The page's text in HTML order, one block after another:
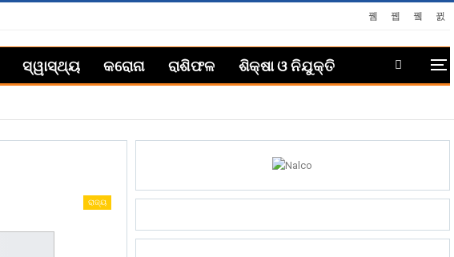
ସ୍ୱାସ୍ଥ୍ୟ କରୋନା ରାଶିଫଳ ଶିକ୍ଷା ଓ ନିଯୁକ୍ତି
ରାଜ୍ୟ